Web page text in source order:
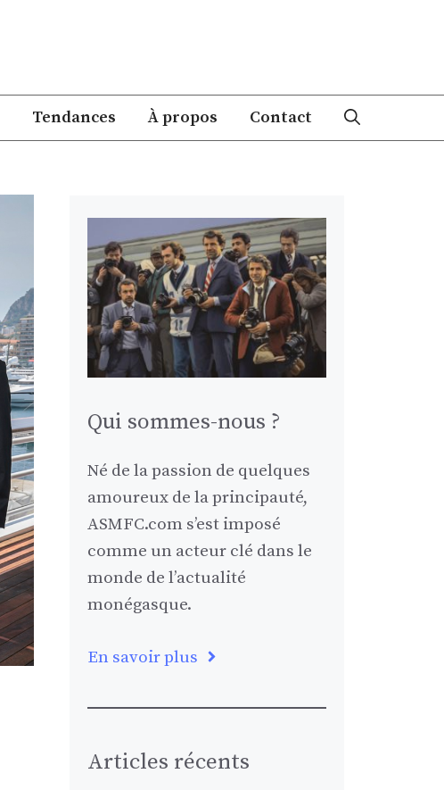
Tendances À propos Contact
Qui sommes-nous ?
Né de la passion de quelques
amoureux de la principauté,
ASMFC.com s’est imposé
comme un acteur clé dans le
monde de l’actualité
monégasque.
En savoir plus
Articles récents